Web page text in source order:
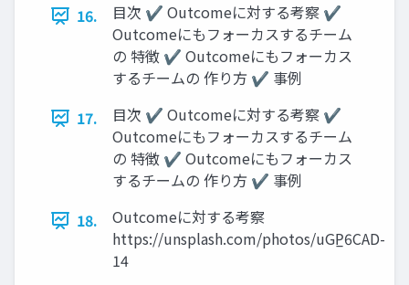
16.
目次 ✔ Outcomeに対する考察 ✔
Outcomeにもフォーカスするチーム
の 特徴 ✔ Outcomeにもフォーカス
するチームの 作り方 ✔ 事例
17.
目次 ✔ Outcomeに対する考察 ✔
Outcomeにもフォーカスするチーム
の 特徴 ✔ Outcomeにもフォーカス
するチームの 作り方 ✔ 事例
18.
Outcomeに対する考察
https://unsplash.com/photos/uGP̲6CAD-
14